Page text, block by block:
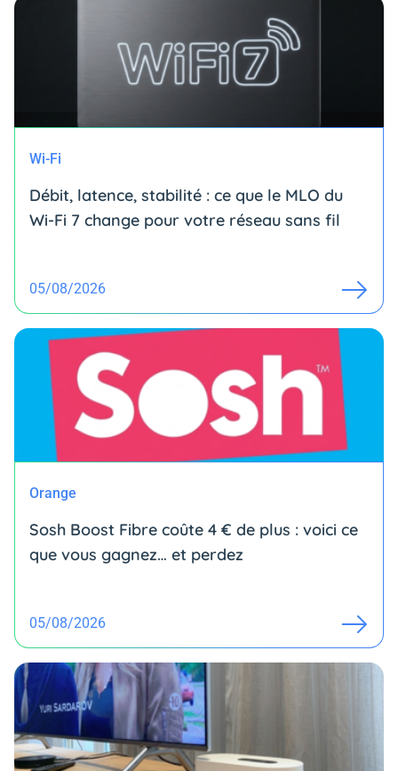
Wi-Fi
Débit, latence, stabilité : ce que le MLO du
Wi-Fi 7 change pour votre réseau sans fil
05/08/2026
Orange
Sosh Boost Fibre coûte 4 € de plus : voici ce
que vous gagnez… et perdez
05/08/2026